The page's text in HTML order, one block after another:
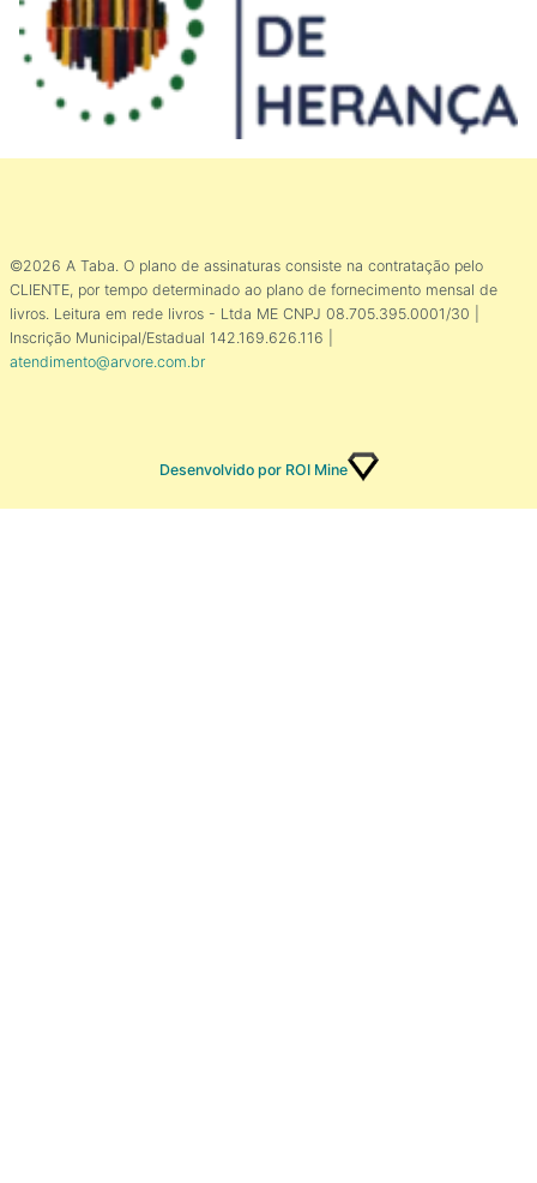
©2026 A Taba. O plano de assinaturas consiste na contratação pelo
CLIENTE, por tempo determinado ao plano de fornecimento mensal de
livros. Leitura em rede livros - Ltda ME CNPJ 08.705.395.0001/30 |
Inscrição Municipal/Estadual 142.169.626.116 |
atendimento@arvore.com.br
Desenvolvido por ROI Mine